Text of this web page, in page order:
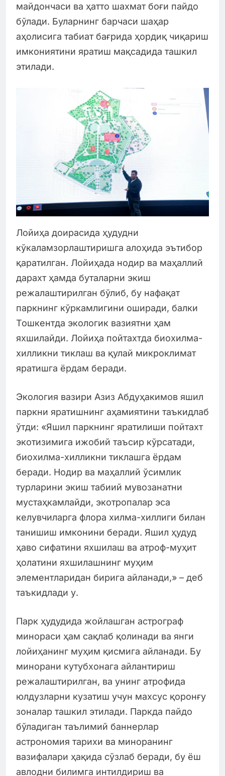
майдончаси ва ҳатто шахмат боғи пайдо
бўлади. Буларнинг барчаси шаҳар
аҳолисига табиат бағрида ҳордиқ чиқариш
имкониятини яратиш мақсадида ташкил
этилади.
Лойиҳа доирасида ҳудудни
кўкаламзорлаштиришга алоҳида эътибор
қаратилган. Лойиҳада нодир ва маҳаллий
дарахт ҳамда буталарни экиш
режалаштирилган бўлиб, бу нафақат
паркнинг кўркамлигини оширади, балки
Тошкентда экологик вазиятни ҳам
яхшилайди. Лойиҳа пойтахтда биохилма-
хилликни тиклаш ва қулай микроклимат
яратишга ёрдам беради.
Экология вазири Азиз Абдуҳакимов яшил
паркни яратишнинг аҳамиятини таъкидлаб
ўтди: «Яшил паркнинг яратилиши пойтахт
экотизимига ижобий таъсир кўрсатади,
биохилма-хилликни тиклашга ёрдам
беради. Нодир ва маҳаллий ўсимлик
турларини экиш табиий мувозанатни
мустаҳкамлайди, экотропалар эса
келувчиларга флора хилма-хиллиги билан
танишиш имконини беради. Яшил ҳудуд
ҳаво сифатини яхшилаш ва атроф-муҳит
ҳолатини яхшилашнинг муҳим
элементларидан бирига айланади,» – деб
таъкидлади у.
Парк ҳудудида жойлашган астрограф
минораси ҳам сақлаб қолинади ва янги
лойиҳанинг муҳим қисмига айланади. Бу
минорани кутубхонага айлантириш
режалаштирилган, ва унинг атрофида
юлдузларни кузатиш учун махсус қоронғу
зоналар ташкил этилади. Паркда пайдо
бўладиган таълимий баннерлар
астрономия тарихи ва миноранинг
вазифалари ҳақида сўзлаб беради, бу ёш
авлодни билимга интилдириш ва